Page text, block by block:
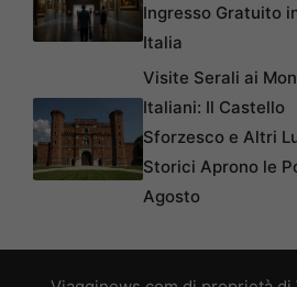
Ingresso Gratuito
Italia
Visite Serali ai
Italiani: Il Castello
Sforzesco e Altri
Storici Aprono le
Agosto